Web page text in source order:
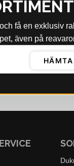
BLOOMINGVILLE
få en exklusiv
även på
HÄMTA